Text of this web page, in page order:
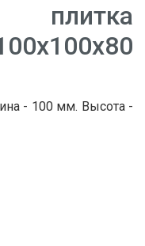
плитка
- 100 мм. Высота -